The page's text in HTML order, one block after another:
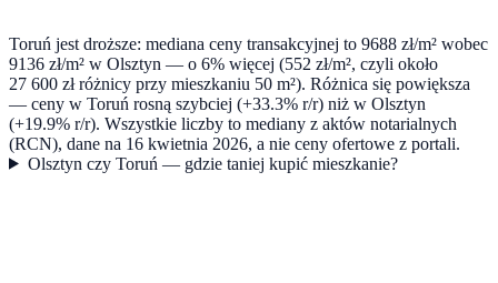
Toruń jest droższe: mediana ceny transakcyjnej to 9688 zł/m² wobec
9136 zł/m² w Olsztyn — o 6% więcej (552 zł/m², czyli około
27 600 zł różnicy przy mieszkaniu 50 m²). Różnica się powiększa
— ceny w Toruń rosną szybciej (+33.3% r/r) niż w Olsztyn
(+19.9% r/r). Wszystkie liczby to mediany z aktów notarialnych
(RCN), dane na 16 kwietnia 2026, a nie ceny ofertowe z portali.
Olsztyn czy Toruń — gdzie taniej kupić mieszkanie?